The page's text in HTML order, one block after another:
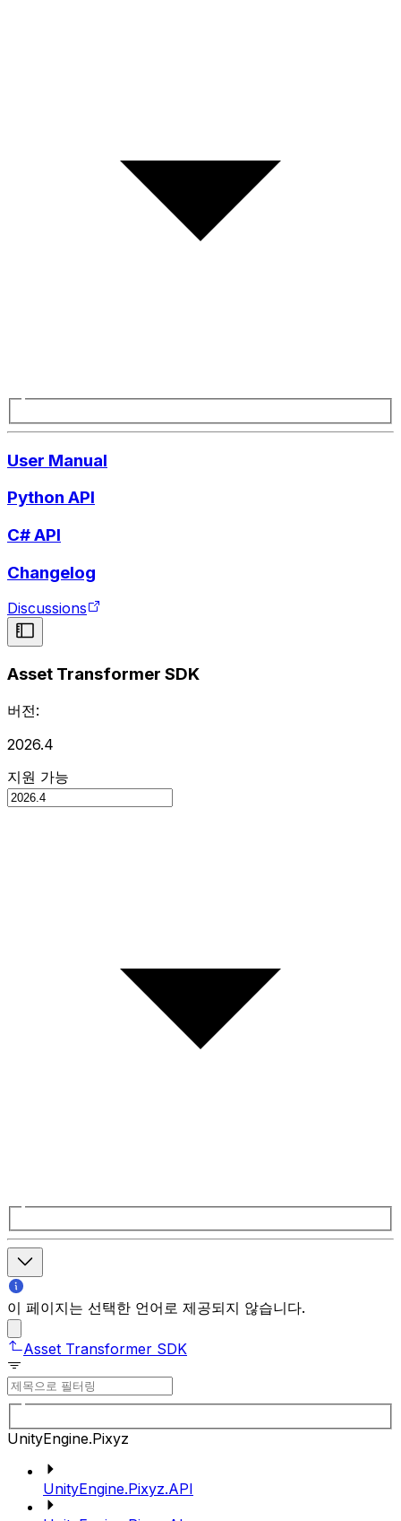
User Manual
Python API
C# API
Changelog
Discussions
Asset Transformer SDK
버전:
2026.4
지원 가능
이 페이지는 선택한 언어로 제공되지 않습니다.
Asset Transformer SDK
UnityEngine.Pixyz
UnityEngine.Pixyz.API